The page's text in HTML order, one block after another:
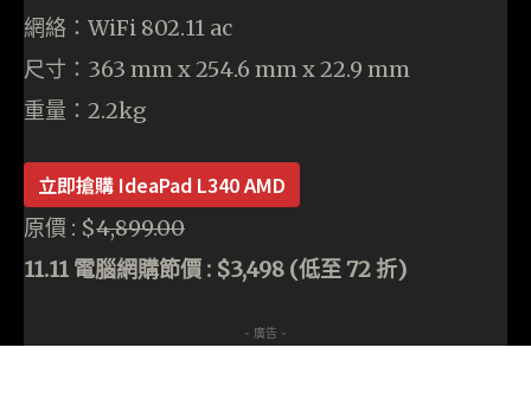
網絡：WiFi 802.11 ac
尺寸：363 mm x 254.6 mm x 22.9 mm
重量：2.2kg
立即搶購 IdeaPad L340 AMD
原價 : $4,899.00
11.11 電腦網購節價 : $3,498 (低至 72 折)
- 廣告 -